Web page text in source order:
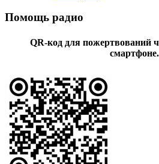
Помощь радио
QR-код для пожертвований
смартфоне.